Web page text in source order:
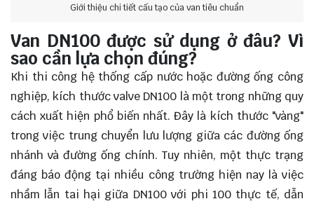
Giới thiệu chi tiết cấu tạo của van tiêu chuẩn
Van DN100 được sử dụng ở đâu? Vì
sao cần lựa chọn đúng?
Khi thi công hệ thống cấp nước hoặc đường ống công
nghiệp, kích thước valve DN100 là một trong những quy
cách xuất hiện phổ biến nhất. Đây là kích thước "vàng"
trong việc trung chuyển lưu lượng giữa các đường ống
nhánh và đường ống chính. Tuy nhiên, một thực trạng
đáng báo động tại nhiều công trường hiện nay là việc
nhầm lẫn tai hại giữa DN100 với phi 100 thực tế, dẫn